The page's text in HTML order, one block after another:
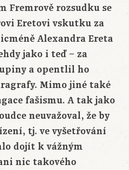
Fremrově rozsudku se
Eretovi vskutku za
Alexandra Ereta
jako i teď – za
a opentlil ho
Mimo jiné také
fašismu. A tak jako
neuvažoval, že by
tj. ve vyšetřování
dojít k vážným
nic takového